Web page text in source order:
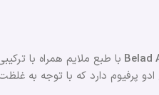
Belad با طبع ملایم همراه با
ادو پرفیوم دارد که با توجه به